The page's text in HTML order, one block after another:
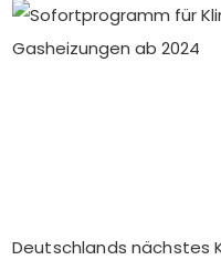
Deutschlands nächstes